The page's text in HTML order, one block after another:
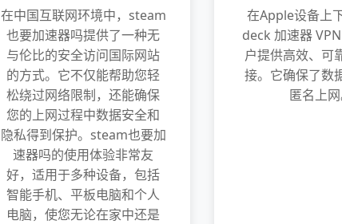
在中国互联网环境中，steam
也要加速器吗提供了一种无
与伦比的安全访问国际网站
的方式。它不仅能帮助您轻
松绕过网络限制，还能确保
您的上网过程中数据安全和
隐私得到保护。steam也要加
速器吗的使用体验非常友
好，适用于多种设备，包括
智能手机、平板电脑和个人
电脑，使您无论在家中还是
在Apple设备上
deck 加速器
户提供高效、可
接。它确保了数
匿名上网